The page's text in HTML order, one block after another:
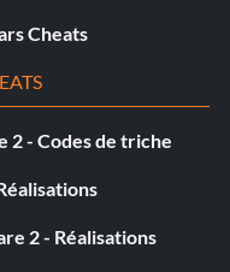
Cheats
2 - Codes de triche
2 - Réalisations